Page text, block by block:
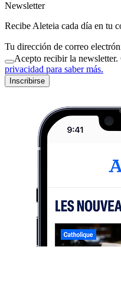
Newsletter
Recibe Aleteia cada día en tu
Tu dirección de correo
Acepto recibir la newsletter.
privacidad para saber más.
Inscribirse